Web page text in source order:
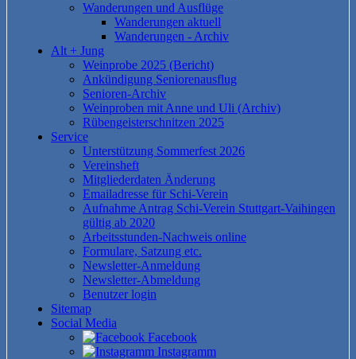
Wanderungen und Ausflüge
Wanderungen aktuell
Wanderungen - Archiv
Alt + Jung
Weinprobe 2025 (Bericht)
Ankündigung Seniorenausflug
Senioren-Archiv
Weinproben mit Anne und Uli (Archiv)
Rübengeisterschnitzen 2025
Service
Unterstützung Sommerfest 2026
Vereinsheft
Mitgliederdaten Änderung
Emailadresse für Schi-Verein
Aufnahme Antrag Schi-Verein Stuttgart-Vaihingen
gültig ab 2020
Arbeitsstunden-Nachweis online
Formulare, Satzung etc.
Newsletter-Anmeldung
Newsletter-Abmeldung
Benutzer login
Sitemap
Social Media
Facebook
Instagramm